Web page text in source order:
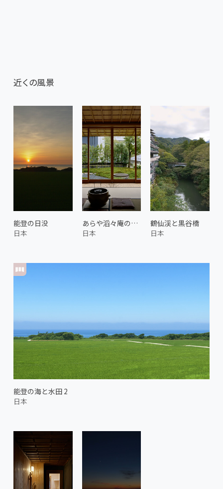
近くの風景
能登の日没
日本
あらや滔々庵の茶室 2
日本
能登の海と水田 2
日本
鶴仙渓と黒谷橋
日本